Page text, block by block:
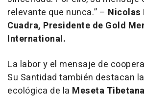
relevante que nunca.” – Nicolas
Cuadra, Presidente de Gold
International.
La labor y el mensaje de
Su Santidad también destacan
ecológica de la Meseta Tibetana